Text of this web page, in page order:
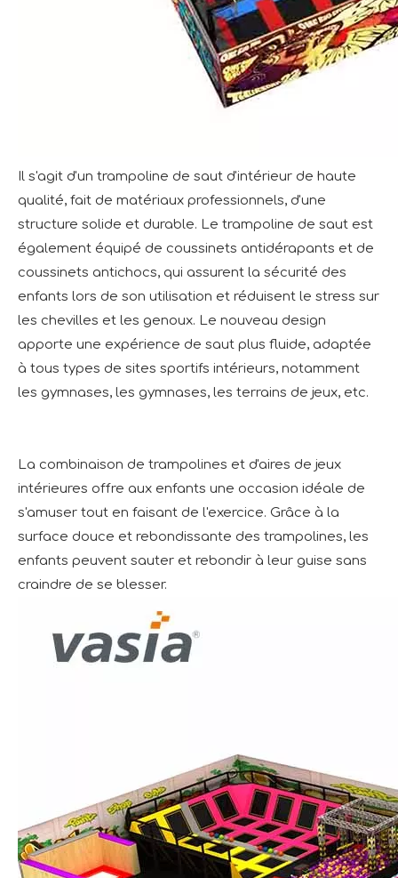
Il s'agit d'un trampoline de saut d'intérieur de haute
qualité, fait de matériaux professionnels, d'une
structure solide et durable. Le trampoline de saut est
également équipé de coussinets antidérapants et de
coussinets antichocs, qui assurent la sécurité des
enfants lors de son utilisation et réduisent le stress sur
les chevilles et les genoux. Le nouveau design
apporte une expérience de saut plus fluide, adaptée
à tous types de sites sportifs intérieurs, notamment
les gymnases, les gymnases, les terrains de jeux, etc.
La combinaison de trampolines et d'aires de jeux
intérieures offre aux enfants une occasion idéale de
s'amuser tout en faisant de l'exercice. Grâce à la
surface douce et rebondissante des trampolines, les
enfants peuvent sauter et rebondir à leur guise sans
craindre de se blesser.